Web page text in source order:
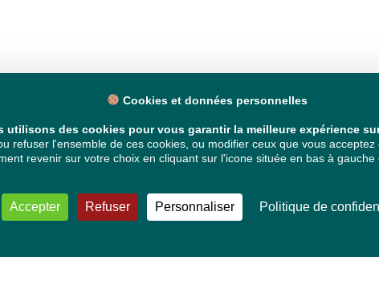
Cookies et données personnelles
utilisons des cookies pour vous garantir la meilleure expérience
refuser l'ensemble de ces cookies, ou modifier ceux que vous acceptez
revenir sur votre choix en cliquant sur l'icone située en bas à gauche
Accepter Refuser Personnaliser Politique de